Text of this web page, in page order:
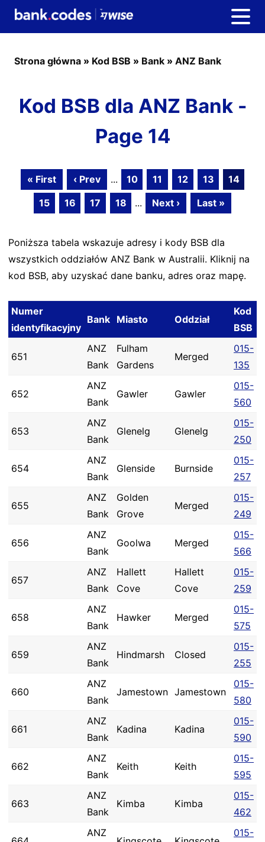
Strona główna » Kod BSB » Bank » ANZ Bank
Kod BSB dla ANZ Bank -
Page 14
« First ‹ Prev ... 10 11 12 13
14
15
16 17 18 ... Next › Last »
Poniższa tabela wskazuje adresy i kody BSB dla
wszystkich oddziałów ANZ Bank w Australii. Kliknij na
kod BSB, aby uzyskać dane banku, adres oraz mapę.
Numer
identyfikacyjny
Bank Miasto Oddział
Kod
BSB
651
ANZ
Bank
Fulham
Gardens
Merged
015-
135
652
ANZ
Bank
Gawler Gawler
015-
560
653
ANZ
Bank
Glenelg Glenelg
015-
250
654
ANZ
Bank
Glenside Burnside
015-
257
655
ANZ
Bank
Golden
Grove
Merged
015-
249
656
ANZ
Bank
Goolwa Merged
015-
566
657
ANZ
Bank
Hallett
Cove
Hallett
Cove
015-
259
658
ANZ
Bank
Hawker Merged
015-
575
659
ANZ
Bank
Hindmarsh Closed
015-
255
660
ANZ
Bank
Jamestown Jamestown
015-
580
661
ANZ
Bank
Kadina Kadina
015-
590
662
ANZ
Bank
Keith Keith
015-
595
663
ANZ
Bank
Kimba Kimba
015-
462
ANZ
015-